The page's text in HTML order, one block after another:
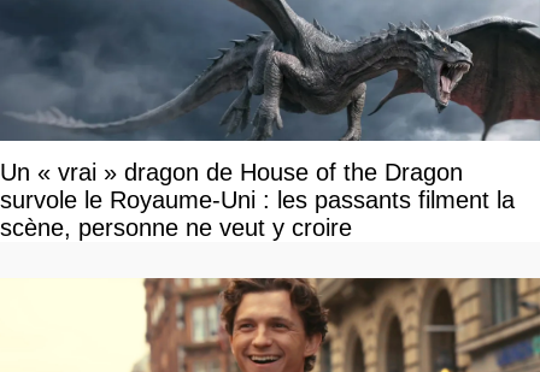
Un « vrai » dragon de House of the Dragon
survole le Royaume-Uni : les passants filment la
scène, personne ne veut y croire